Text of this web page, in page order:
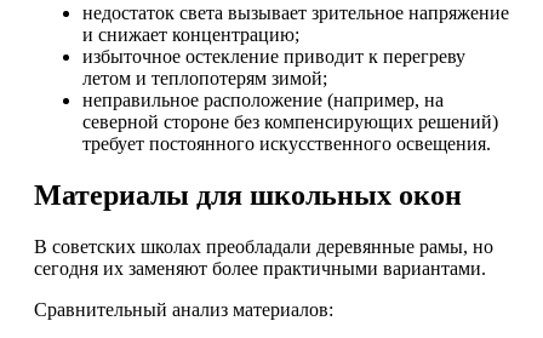
недостаток света вызывает зрительное напряжение
и снижает концентрацию;
избыточное остекление приводит к перегреву
летом и теплопотерям зимой;
неправильное расположение (например, на
северной стороне без компенсирующих решений)
требует постоянного искусственного освещения.
Материалы для школьных окон
В советских школах преобладали деревянные рамы, но
сегодня их заменяют более практичными вариантами.
Сравнительный анализ материалов: